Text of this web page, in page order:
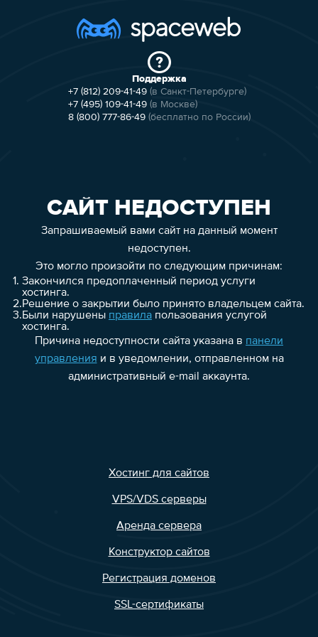
Поддержка
+7 (812) 209-41-49 (в Санкт-Петербурге)
+7 (495) 109-41-49 (в Москве)
8 (800) 777-86-49 (бесплатно по России)
САЙТ НЕДОСТУПЕН
Запрашиваемый вами сайт на данный момент
недоступен.
Это могло произойти по следующим причинам:
1. Закончился предоплаченный период услуги
хостинга.
2.Решение о закрытии было принято владельцем сайта.
3.Были нарушены правилапользования услугой
хостинга.
Причина недоступности сайта указана в панели
управления и в уведомлении, отправленном на
административный e-mail аккаунта.
Хостинг для сайтов
VPS/VDS серверы
Аренда сервера
Конструктор сайтов
Регистрация доменов
SSL-сертификаты